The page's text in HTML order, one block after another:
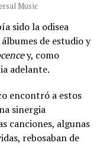
Music
sido la odisea
de estudio y
y, como
adelante.
encontró a estos
sinergia
canciones, algunas
rebosaban de